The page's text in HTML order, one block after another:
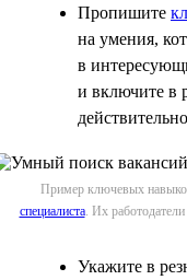
Пропишите
на умения,
в
и включите в
Пример ключевых
специалиста. Их
Укажите в